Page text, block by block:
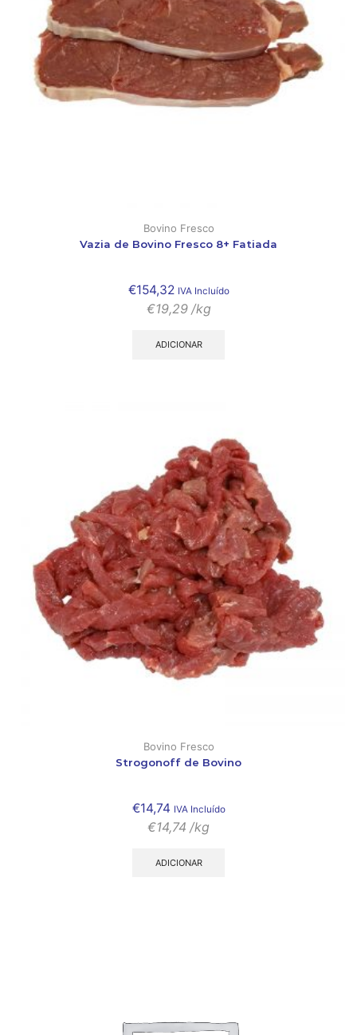
Bovino Fresco
Vazia de Bovino Fresco 8+ Fatiada
€154,32 IVA Incluído
€19,29 /kg
ADICIONAR
Bovino Fresco
Strogonoff de Bovino
€14,74 IVA Incluído
€14,74 /kg
ADICIONAR